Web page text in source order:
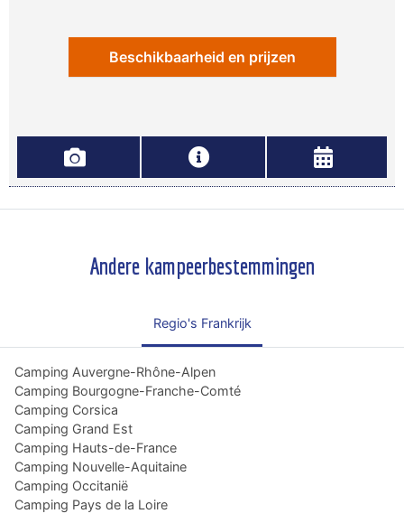
Beschikbaarheid en prijzen
Andere kampeerbestemmingen
Regio's Frankrijk
Camping Auvergne-Rhône-Alpen
Camping Bourgogne-Franche-Comté
Camping Corsica
Camping Grand Est
Camping Hauts-de-France
Camping Nouvelle-Aquitaine
Camping Occitanië
Camping Pays de la Loire